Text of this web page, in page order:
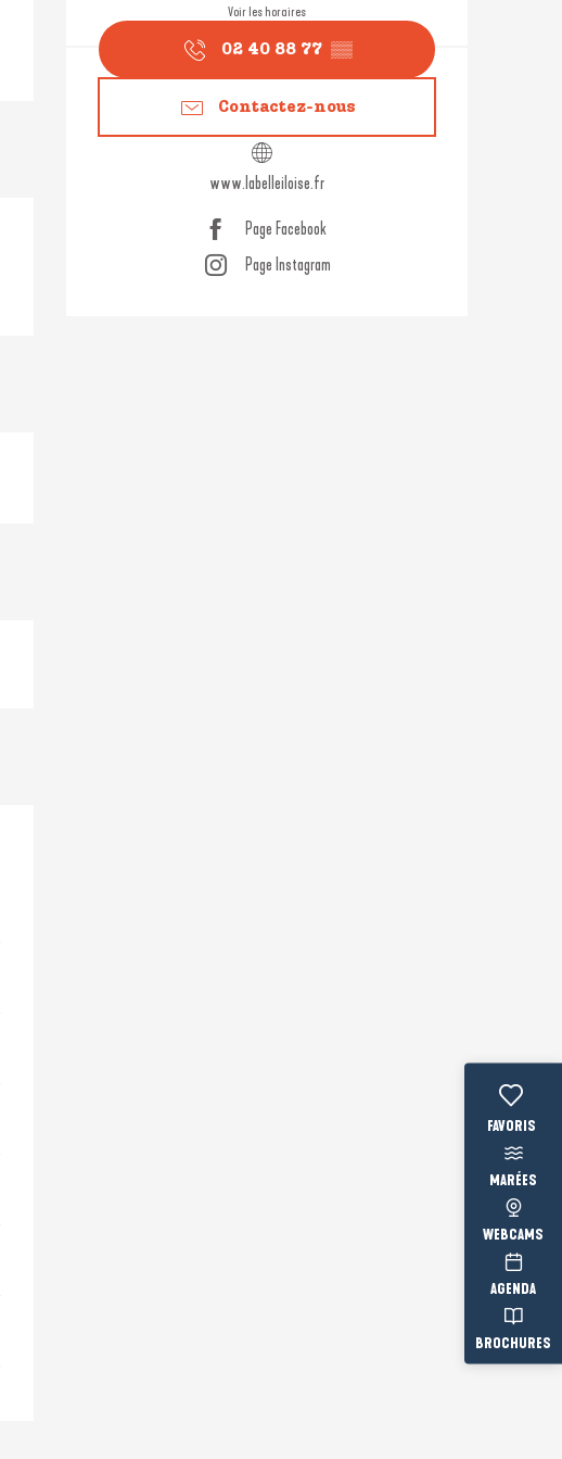
Voir les
MARÉES
WEBCAMS
AGENDA
BROCHURES
Voir les horaires
02 40 88 77 ▒▒
Contactez-nous
www.labelleiloise.fr
Page Facebook
Page Instagram